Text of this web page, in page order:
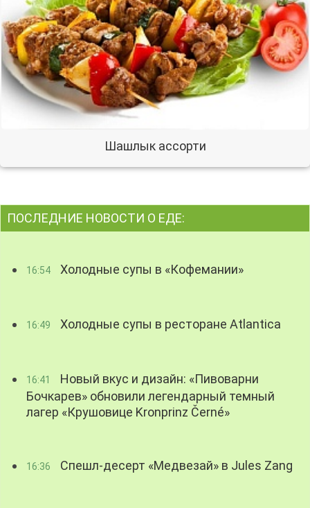
Шашлык ассорти
ПОСЛЕДНИЕ НОВОСТИ О ЕДЕ:
16:54 Холодные супы в «Кофемании»
16:49 Холодные супы в ресторане Atlantica
16:41
Новый вкус и дизайн: «Пивоварни
Бочкарев» обновили легендарный темный
лагер «Крушовице Kronprinz Černé»
16:36 Спешл-десерт «Медвезай» в Jules Zang